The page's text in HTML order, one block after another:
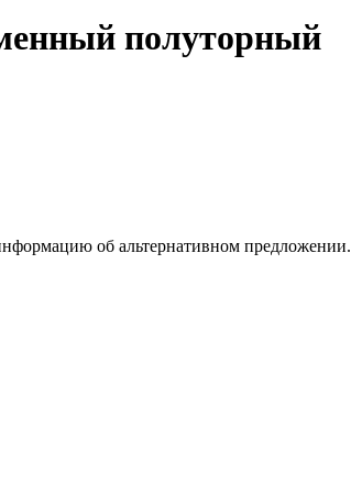
полуторный
об альтернативном предложении.